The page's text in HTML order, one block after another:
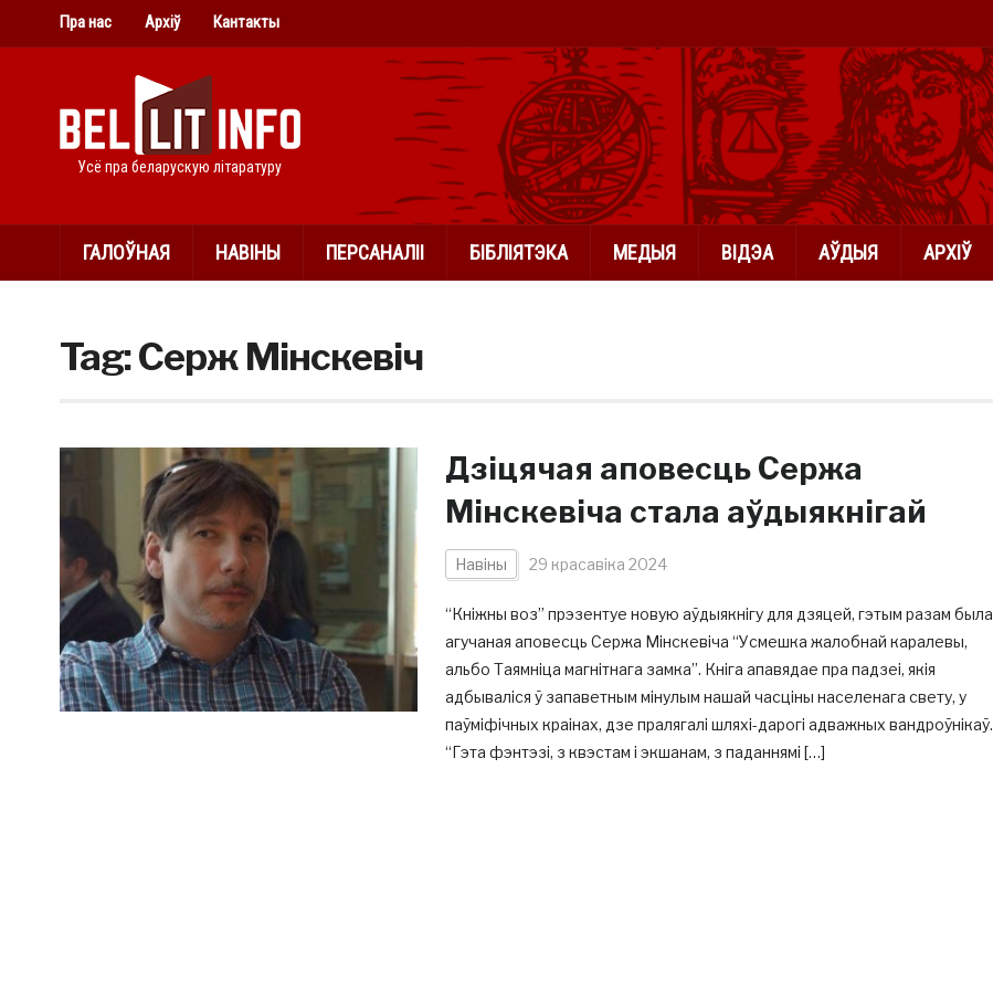
Пра нас Архіў Кантакты
Усё пра беларускую літаратуру
ГАЛОЎНАЯ НАВІНЫ ПЕРСАНАЛІІ БІБЛІЯТЭКА МЕДЫЯ ВІДЭА АЎДЫЯ АРХІЎ
Tag:Серж Мінскевіч
Дзіцячая аповесць Сержа
Мінскевіча стала аўдыякнігай
Навіны 29 красавіка 2024
“Кніжны воз” прэзентуе новую аўдыякнігу для дзяцей, гэтым разам была
агучаная аповесць Сержа Мінскевіча “Усмешка жалобнай каралевы,
альбо Таямніца магнітнага замка”. Кніга апавядае пра падзеі, якія
адбываліся ў запаветным мінулым нашай часціны населенага свету, у
паўміфічных краінах, дзе пралягалі шляхі-дарогі адважных вандроўнікаў.
“Гэта фэнтэзі, з квэстам і экшанам, з паданнямі […]